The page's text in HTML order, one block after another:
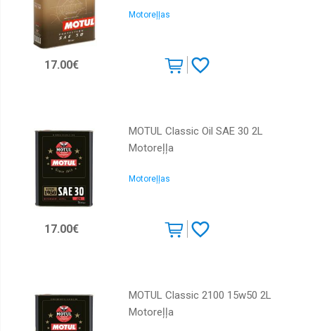
Motoreļļas
17.00€
MOTUL Classic Oil SAE 30 2L
Motoreļļa
Motoreļļas
17.00€
MOTUL Classic 2100 15w50 2L
Motoreļļa